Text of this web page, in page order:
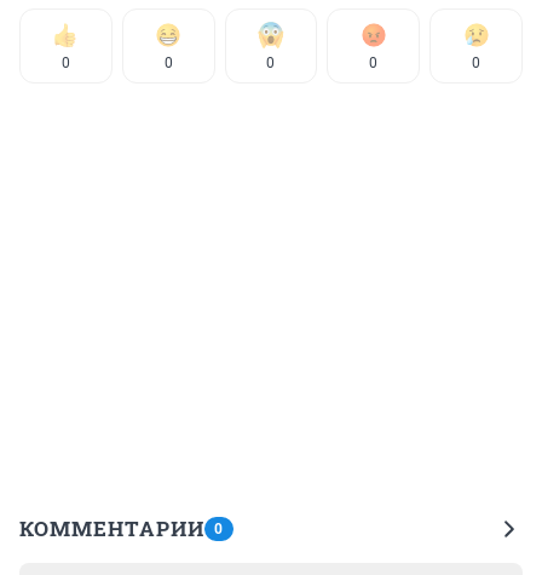
0 0 0 0 0
КОММЕНТАРИИ 0